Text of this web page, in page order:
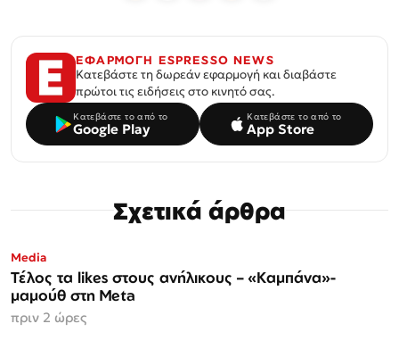
ΕΦΑΡΜΟΓΗ ESPRESSO NEWS
Κατεβάστε τη δωρεάν εφαρμογή και διαβάστε
πρώτοι τις ειδήσεις στο κινητό σας.
Κατεβάστε το από το
Google Play
Κατεβάστε το από το
App Store
Σχετικά άρθρα
Media
Τέλος τα likes στους ανήλικους – «Καμπάνα»-
μαμούθ στη Meta
πριν 2 ώρες